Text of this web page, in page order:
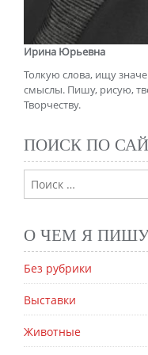
Ирина Юрьевна
Толкую слова, ищу
смыслы. Пишу, рисую,
Творчеству.
ПОИСК ПО
О ЧЕМ Я
Без рубрики
Выставки
Животные